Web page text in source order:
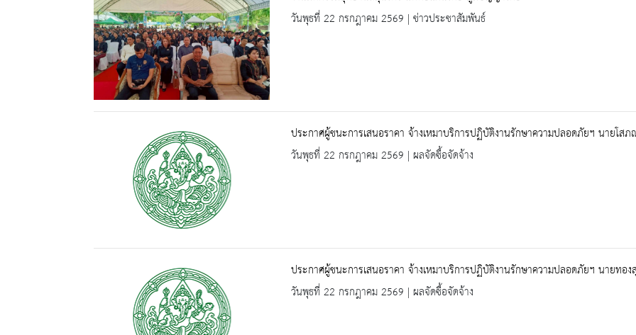
วันพุธที่ 22 กรกฎาคม 2569 | ข่าวประชาสัมพันธ์
ประกาศผู้ชนะการเสนอราคา จ้างเหมาบริการปฏิบัติงานรักษาความปลอดภัยฯ นายโส
วันพุธที่ 22 กรกฎาคม 2569 | ผลจัดซื้อจัดจ้าง
ประกาศผู้ชนะการเสนอราคา จ้างเหมาบริการปฏิบัติงานรักษาความปลอดภัยฯ นายทอ
วันพุธที่ 22 กรกฎาคม 2569 | ผลจัดซื้อจัดจ้าง